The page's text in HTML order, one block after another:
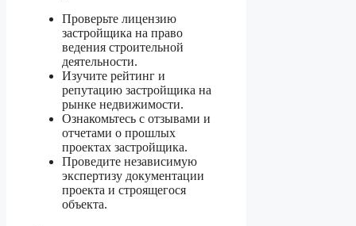
Проверьте лицензию
застройщика на право
ведения строительной
деятельности.
Изучите рейтинг и
репутацию застройщика на
рынке недвижимости.
Ознакомьтесь с отзывами и
отчетами о прошлых
проектах застройщика.
Проведите независимую
экспертизу документации
проекта и строящегося
объекта.